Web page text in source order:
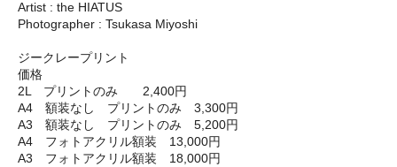
Artist : the HIATUS
Photographer : Tsukasa Miyoshi
ジークレープリント
価格
2L プリントのみ 2,400円
A4 額装なし プリントのみ 3,300円
A3 額装なし プリントのみ 5,200円
A4 フォトアクリル額装 13,000円
A3 フォトアクリル額装 18,000円